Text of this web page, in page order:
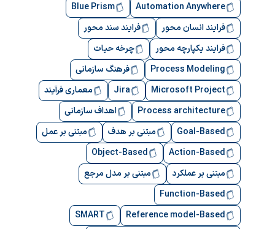
Automation Anywhere
Blue Prism
فرایند انسان محور
فرایند سند محور
فرایند یکپارچه محور
چرخه حیات
Process Modeling
فرهنگ سازمانی
Microsoft Project
Jira
معماری فرآیند
Process architecture
اهداف سازمانی
Goal-Based
مبتنی بر هدف
مبتنی بر عمل
Action-Based
Object-Based
مبتنی بر عملکرد
مبتنی بر مدل مرجع
Function-Based
Reference model-Based
SMART